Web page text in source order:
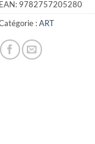
EAN: 9782757205280
:ART